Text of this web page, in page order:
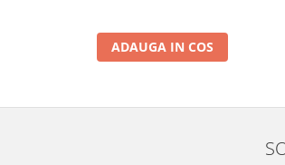
ADAUGA IN COS